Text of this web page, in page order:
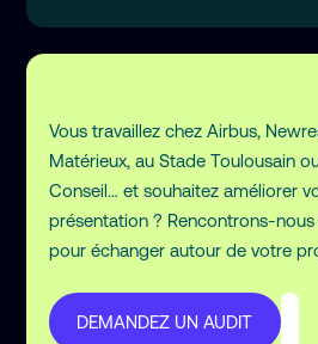
Vous travaillez chez Airbus,
Matérieux, au Stade Toulousain
Conseil… et souhaitez améliorer
présentation ? Rencontrons-
pour échanger autour de votre
DEMANDEZ UN AUDIT